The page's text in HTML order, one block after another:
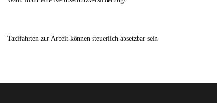
Taxifahrten zur Arbeit können steuerlich absetzbar sein